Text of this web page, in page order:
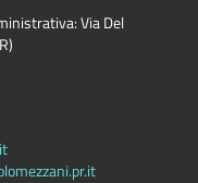
Via Del